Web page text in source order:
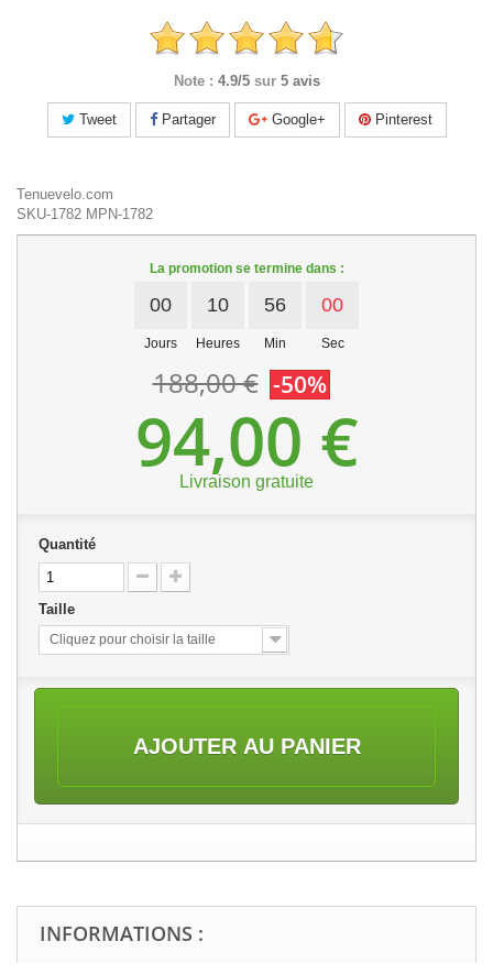
Note : 4.9/5 sur 5 avis
Tweet Partager Google+ Pinterest
Tenuevelo.com
SKU-1782 MPN-1782
La promotion se termine dans :
00
Jours
10
Heures
56
Min
00
Sec
188,00 € -50%
94,00 €
Livraison gratuite
Quantité
Taille
Cliquez pour choisir la taille
AJOUTER AU PANIER
INFORMATIONS :